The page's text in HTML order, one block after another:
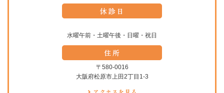
水曜午前・土曜午後・日曜・祝日
〒580-0016
大阪府松原市上田2丁目1-3